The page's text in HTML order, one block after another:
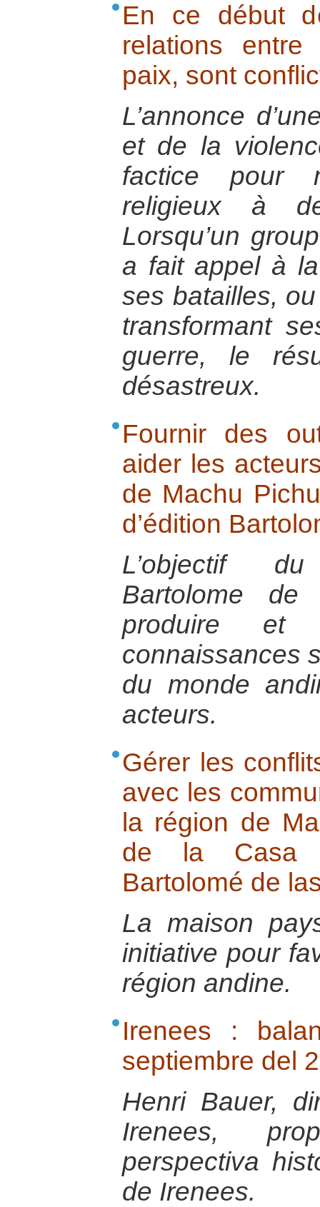
En ce début
relations
paix, sont
L’annonce
et de la
factice pour
religieux à
Lorsqu’un
a fait appel à
ses batailles,
transformant
guerre, le
désastreux.
Fournir des
aider les
de Machu
d’édition
L’objectif
Bartolome
produire et
connaissances
du monde
acteurs.
Gérer les
avec les
la région de
de la Casa
Bartolomé de
La maison
initiative pour
région andine.
Irenees :
septiembre del
Henri Bauer,
Irenees,
perspectiva
de Irenees.